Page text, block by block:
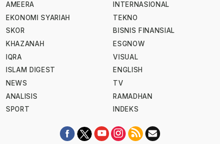
AMEERA
EKONOMI SYARIAH
SKOR
KHAZANAH
IQRA
ISLAM DIGEST
NEWS
ANALISIS
SPORT
INTERNASIONAL
TEKNO
BISNIS FINANSIAL
ESGNOW
VISUAL
ENGLISH
TV
RAMADHAN
INDEKS